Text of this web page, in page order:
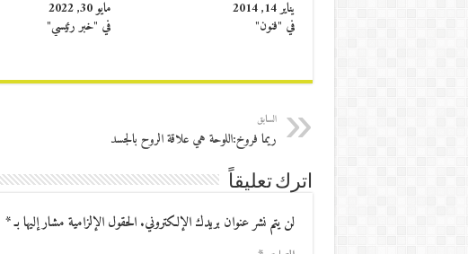
يناير 14, 2014
في "فنون"
مايو 30, 2022
في "خبر رئيسي"
السابق
ريما فروخ:اللوحة هي علاقة الروح بالجسد
اترك تعليقاً
لن يتم نشر عنوان بريدك الإلكتروني. الحقول الإلزامية مشار إليها بـ*